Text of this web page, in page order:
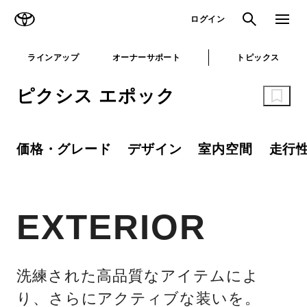
ログイン 検索 メニュ
ラインアップ オーナーサポート トピックス
ピクシス エポック
価格・グレード デザイン 室内空間 走行
EXTERIOR
洗練された高品質なアイテムによ
り、さらにアクティブな装いを。